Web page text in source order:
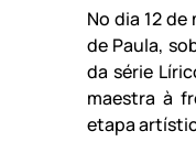
No dia 12
de Paula,
da série
maestra à
etapa